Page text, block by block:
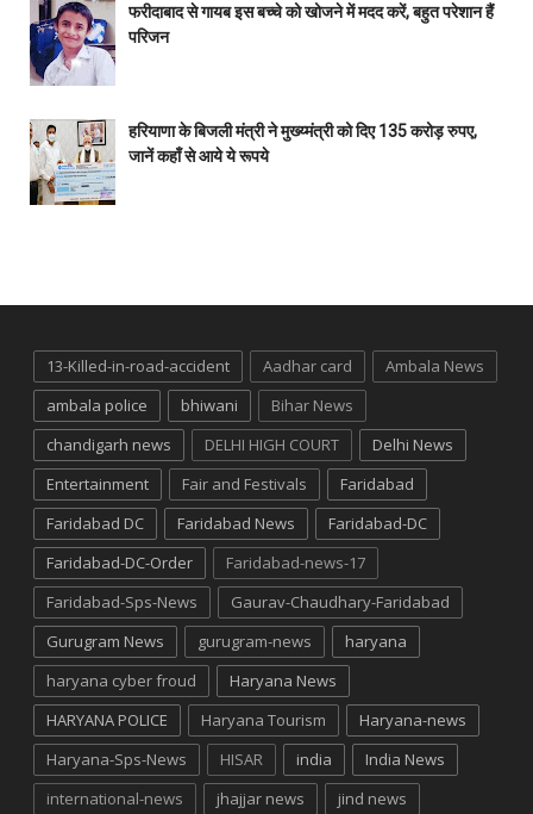
फरीदाबाद से गायब इस बच्चे को खोजने में मदद करें, बहुत परेशान हैं
परिजन
हरियाणा के बिजली मंत्री ने मुख्य्मंत्री को दिए 135 करोड़ रुपए,
जानें कहाँ से आये ये रूपये
13-Killed-in-road-accident Aadhar card
Ambala News
ambala police
bhiwani
Bihar News
chandigarh news
DELHI HIGH COURT
Delhi News
Entertainment
Fair and Festivals
Faridabad
Faridabad DC
Faridabad News
Faridabad-DC
Faridabad-DC-Order
Faridabad-news-17
Faridabad-Sps-News
Gaurav-Chaudhary-Faridabad
Gurugram News
gurugram-news
haryana
haryana cyber froud
Haryana News
HARYANA POLICE
Haryana Tourism
Haryana-news
Haryana-Sps-News
HISAR india
India News
international-news
jhajjar news jind news